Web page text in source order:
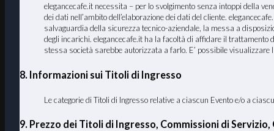
elegancecafe.it necessita – per lo svolgimento senza intoppi della
dei dati nell’ambito dell’elaborazione dei dati del cliente.
salvaguardia della sicurezza tecnico-aziendale, la messa a
degli incarichi. elegancecafe.it ha la facoltà di affidare il
stessa società sarebbe autorizzata a farlo. E’ possibile
8. Informazioni sui Titoli di Ingresso
Le categorie di Titoli di Ingresso relative a ciascun Evento e/o a
9. Prezzo dei Titoli di Ingresso, Commissioni di